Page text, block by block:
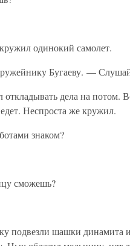
одинокий самолет.
Бугаеву. —
дела на потом.
Неспроста же кружил.
знаком?
сможешь?
подвезли шашки